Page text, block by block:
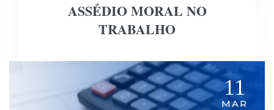
ASSÉDIO MORAL NO
TRABALHO
11
MAR